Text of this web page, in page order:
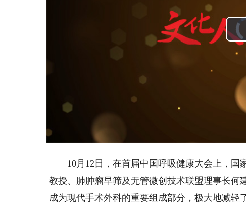
is
10月12日，在首届中国呼吸健康大会上，国
教授、肺肿瘤早筛及无管微创技术联盟理事长
成为现代手术外科的重要组成部分，极大地减轻